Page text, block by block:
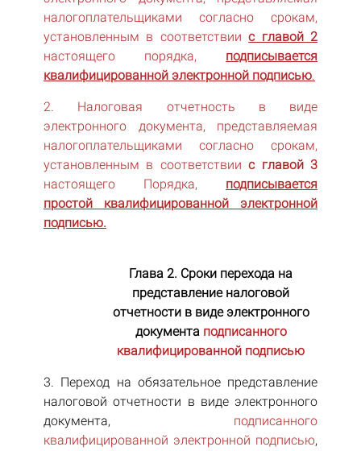
налогоплательщиками согласно срокам,
установленным в соответствиис главой 2
настоящего порядка, подписывается
квалифицированной электронной подписью.
2. Налоговая отчетность в виде
электронного документа, представляемая
налогоплательщиками согласно срокам,
установленным в соответствиис главой 3
настоящего Порядка, подписывается
простой квалифицированной электронной
подписью.
Глава 2. Сроки перехода на
представление налоговой
отчетности в виде электронного
документа подписанного
квалифицированной подписью
3. Переход на обязательное представление
налоговой отчетности в виде электронного
документа, подписанного
квалифицированной электронной подписью,